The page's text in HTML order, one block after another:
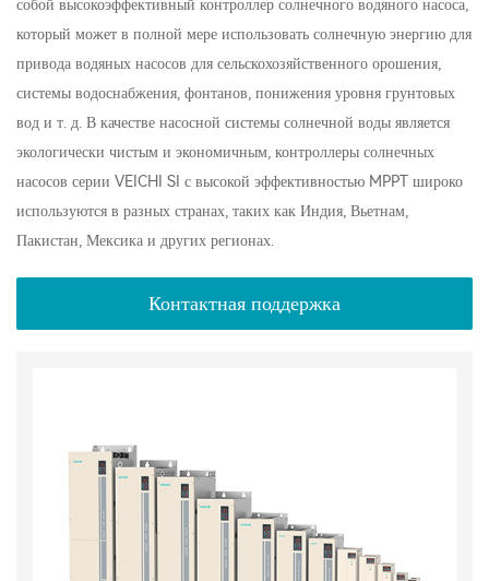
собой высокоэффективный контроллер солнечного водяного насоса,
который может в полной мере использовать солнечную энергию для
привода водяных насосов для сельскохозяйственного орошения,
системы водоснабжения, фонтанов, понижения уровня грунтовых
вод и т. д. В качестве насосной системы солнечной воды является
экологически чистым и экономичным, контроллеры солнечных
насосов серии VEICHI SI с высокой эффективностью MPPT широко
используются в разных странах, таких как Индия, Вьетнам,
Пакистан, Мексика и других регионах.
Контактная поддержка